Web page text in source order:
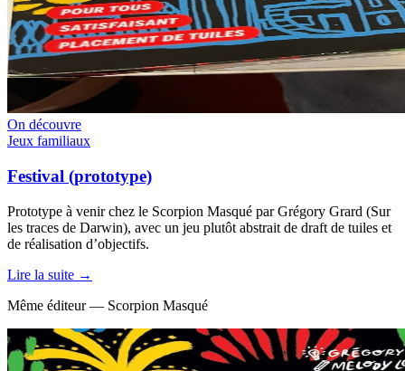
On découvre
Jeux familiaux
Festival (prototype)
Prototype à venir chez le Scorpion Masqué par Grégory Grard (Sur
les traces de Darwin), avec un jeu plutôt abstrait de draft de tuiles et
de réalisation d’objectifs.
Lire la suite →
Même éditeur — Scorpion Masqué